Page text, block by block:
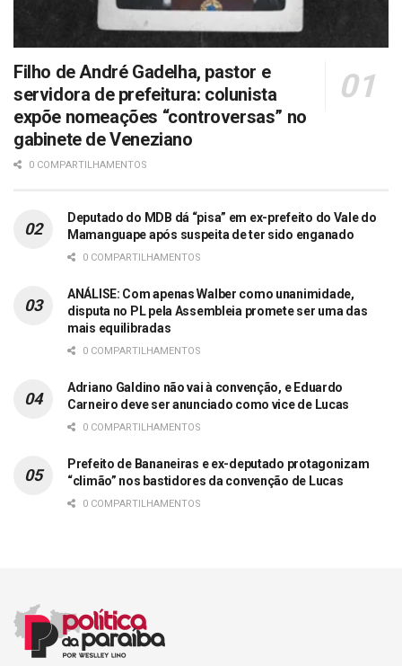
Filho de André Gadelha, pastor e
servidora de prefeitura: colunista
expõe nomeações “controversas” no
gabinete de Veneziano
0 COMPARTILHAMENTOS
Deputado do MDB dá “pisa” em ex-prefeito do Vale do
Mamanguape após suspeita de ter sido enganado
0 COMPARTILHAMENTOS
ANÁLISE: Com apenas Walber como unanimidade,
disputa no PL pela Assembleia promete ser uma das
mais equilibradas
0 COMPARTILHAMENTOS
Adriano Galdino não vai à convenção, e Eduardo
Carneiro deve ser anunciado como vice de Lucas
0 COMPARTILHAMENTOS
Prefeito de Bananeiras e ex-deputado protagonizam
“climão” nos bastidores da convenção de Lucas
0 COMPARTILHAMENTOS